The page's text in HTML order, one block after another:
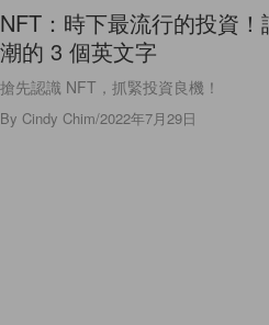
NFT：時下最流行的投資
潮的 3 個英文字
搶先認識 NFT，抓緊投資良機！
By Cindy Chim/2022年7月29日